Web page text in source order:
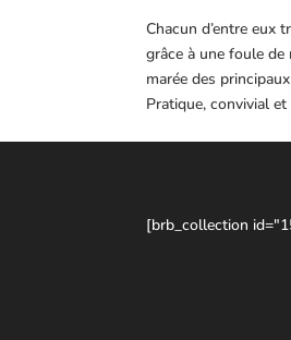
Chacun d’entre eux
grâce à une foule
marée des
Pratique, convivial
[brb_collection